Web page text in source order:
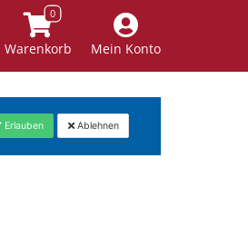
Warenkorb Mein Konto
Erlauben Ablehnen